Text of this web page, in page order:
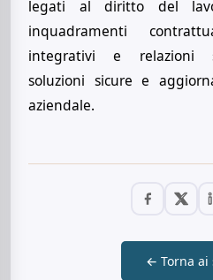
legati al diritto del
inquadramenti
integrativi e relazioni
soluzioni sicure e
aziendale.
← Torna ai